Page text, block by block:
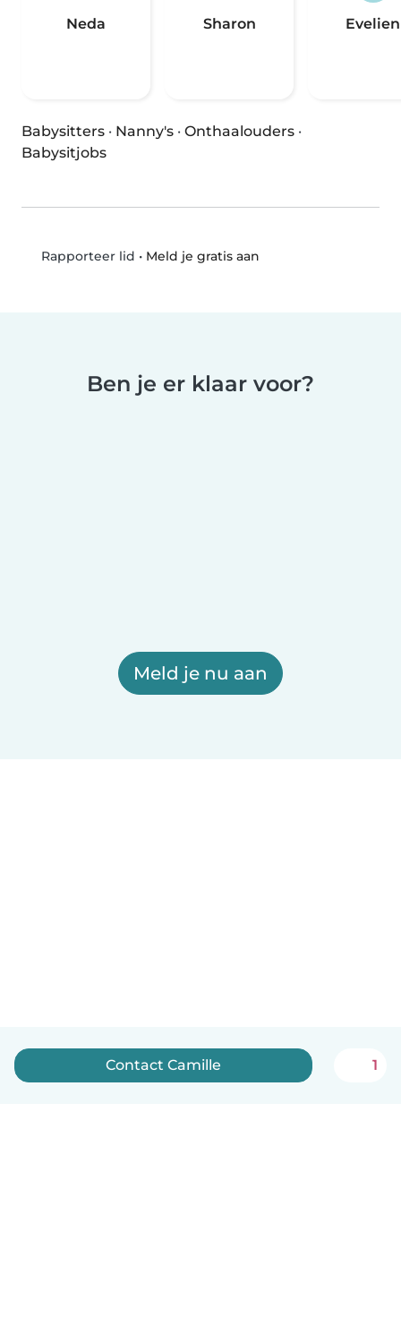
Neda Sharon Evelien
Babysitters · Nanny's · Onthaalouders ·
Babysitjobs
Rapporteer lid • Meld je gratis aan
Ben je er klaar voor?
Meld je nu aan
Contact Camille 1